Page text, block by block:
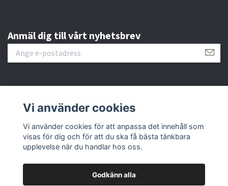
Anmäl dig till vårt nyhetsbrev
Kundtjänst
Fotmeny
Vi använder cookies
Vi använder cookies för att anpassa det innehåll som
visas för dig och för att du ska få bästa tänkbara
upplevelse när du handlar hos oss.
Godkänn alla